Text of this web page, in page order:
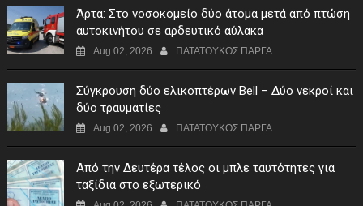
Άρτα: Στο νοσοκομείο δύο άτομα μετά από πτώση
αυτοκινήτου σε αρδευτικό αύλακα
Aug 02, 2026 ΠΑΤΑΤΟΥΚΟΣ ΠΑΡΓΑ
Σύγκρουση δύο ελικοπτέρων Bell – Δύο νεκροί και
δύο τραυματίες
Aug 02, 2026 ΠΑΤΑΤΟΥΚΟΣ ΠΑΡΓΑ
Από την Δευτέρα τέλος οι μπλε ταυτότητες για
ταξίδια στο εξωτερικό